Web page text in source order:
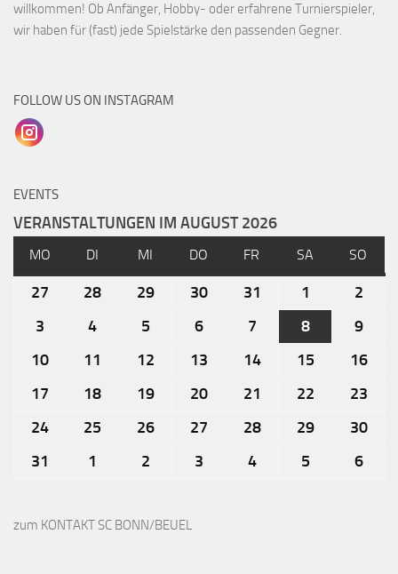
willkommen! Ob Anfänger, Hobby- oder erfahrene Turnierspieler,
wir haben für (fast) jede Spielstärke den passenden Gegner.
FOLLOW US ON INSTAGRAM
EVENTS
VERANSTALTUNGEN IM AUGUST 2026
MO DI MI DO FR SA SO
27 28 29 30 31 1
2
3
4 5 6 7 8
9
10
11 12 13 14 15
16
17
18 19 20 21 22
23
24
25 26 27 28 29
30
31
1 2 3 4 5 6
zum KONTAKT SC BONN/BEUEL